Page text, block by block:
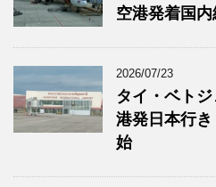
空港発着国
2026/07/23
タイ・ベト
港発日本行
始